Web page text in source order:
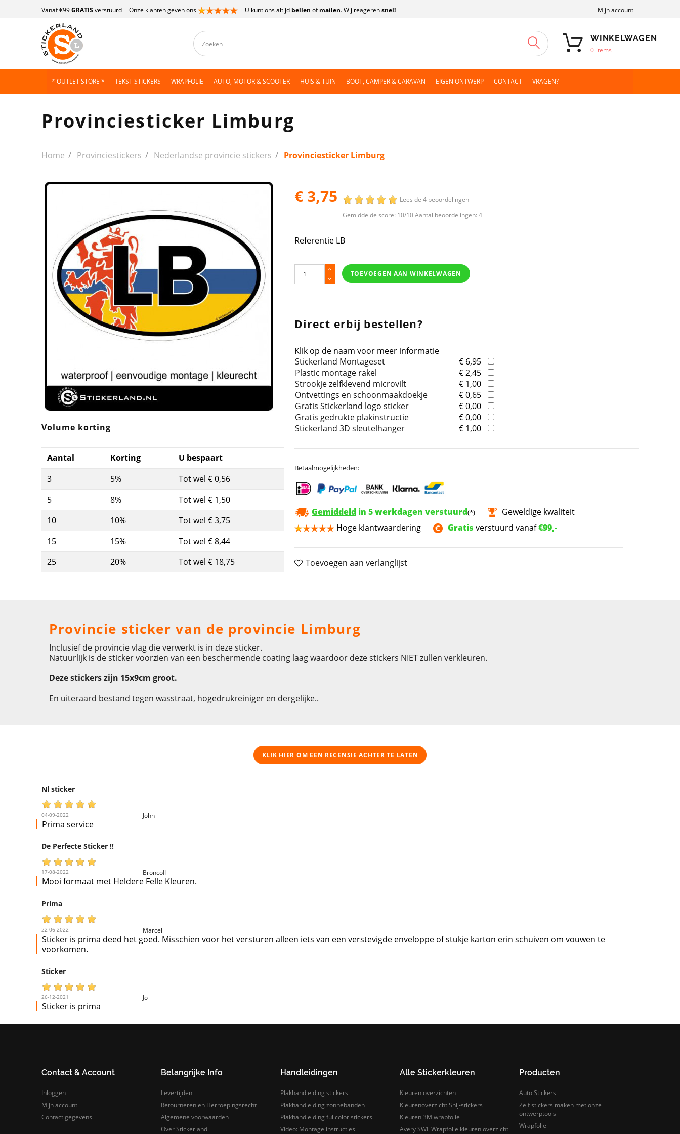
Vanaf €99GRATIS verstuurd Onze klanten geven ons U kunt ons altijd bellen ofmailen. Wij reagerensnel! Mijn account
ZOEKEN WINKELWAGEN
0 items
* OUTLET STORE * TEKST STICKERS WRAPFOLIE AUTO, MOTOR & SCOOTER HUIS & TUIN BOOT, CAMPER & CARAVAN EIGEN ONTWERP CONTACT VRAGEN?
Provinciesticker Limburg
Home Provinciestickers Nederlandse provincie stickers Provinciesticker Limburg
Volume korting
Aantal Korting
U bespaart
3
5%
Tot wel € 0,56
5
8%
Tot wel € 1,50
10
10%
Tot wel € 3,75
15
15%
Tot wel € 8,44
25
20% Tot wel € 18,75
€ 3,75
Lees de 4 beoordelingen
Gemiddelde score: 10/10 Aantal beoordelingen: 4
Referentie LB
TOEVOEGEN AAN WINKELWAGEN
Direct erbij bestellen?
Klik op de naam voor meer informatie
Stickerland Montageset
€ 6,95
Plastic montage rakel
€ 2,45
Strookje zelfklevend microvilt
€ 1,00
Ontvettings en schoonmaakdoekje
€ 0,65
Gratis Stickerland logo sticker
€ 0,00
Gratis gedrukte plakinstructie
€ 0,00
Stickerland 3D sleutelhanger
€ 1,00
Betaalmogelijkheden:
Gemiddeld in 5 werkdagen verstuurd(*)
Geweldige kwaliteit
Hoge klantwaardering
Gratis verstuurd vanaf€99,-
Toevoegen aan verlanglijst
Provincie sticker van de provincie Limburg
Inclusief de provincie vlag die verwerkt is in deze sticker.
Natuurlijk is de sticker voorzien van een beschermende coating laag waardoor deze stickers NIET zullen verkleuren.
Deze stickers zijn 15x9cm groot.
En uiteraard bestand tegen wasstraat, hogedrukreiniger en dergelijke..
KLIK HIER OM EEN ​​RECENSIE ACHTER TE LATEN
Nl sticker
04-09-2022 John
Prima service
De Perfecte Sticker !!
17-08-2022 BroncoII
Mooi formaat met Heldere Felle Kleuren.
Prima
22-06-2022 Marcel
Sticker is prima deed het goed. Misschien voor het versturen alleen iets van een verstevigde enveloppe of stukje karton erin schuiven om vouwen te
voorkomen.
Sticker
26-12-2021 Jo
Sticker is prima
Contact & Account
Inloggen
Mijn account
Contact gegevens
Belangrijke Info
Levertijden
Retourneren en Herroepingsrecht
Algemene voorwaarden
Over Stickerland
Handleidingen
Plakhandleiding stickers
Plakhandleiding zonnebanden
Plakhandleiding fullcolor stickers
Video: Montage instructies
Alle Stickerkleuren
Kleuren overzichten
Kleurenoverzicht Snij-stickers
Kleuren 3M wrapfolie
Avery SWF Wrapfolie kleuren overzicht
Producten
Auto Stickers
Zelf stickers maken met onze
ontwerptools
Wrapfolie